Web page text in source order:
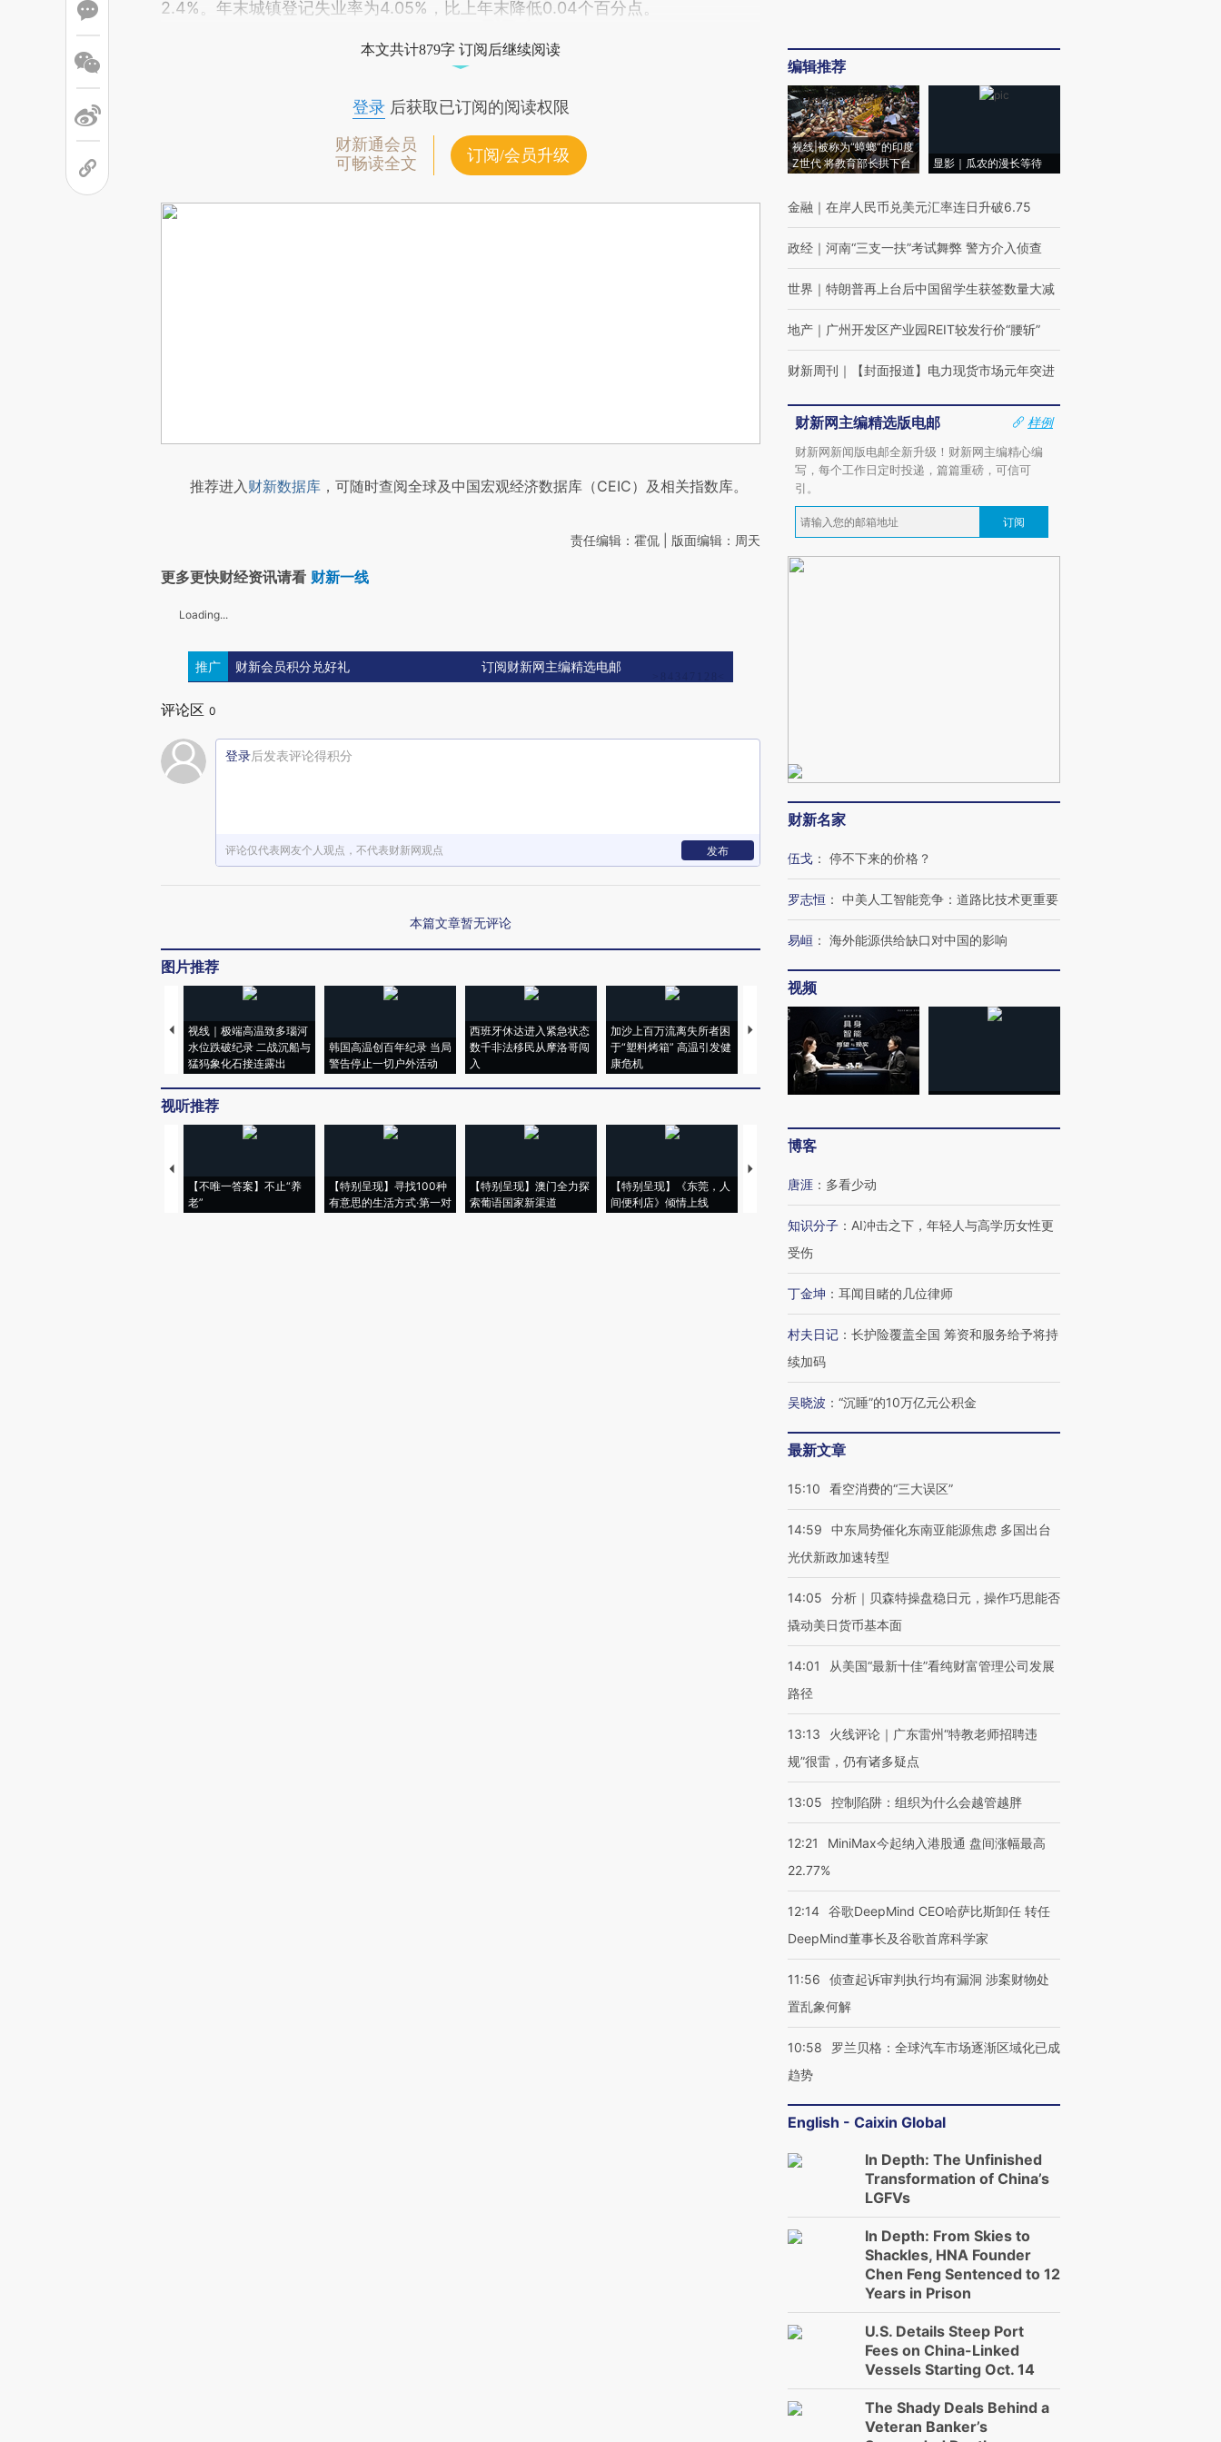
2.4%。年末城镇登记失业率为4.05%，比上年末降低0.04个百分点。
本文共计879字 订阅后继续阅读
登录后获取已订阅的阅读权限
财新通会员
可畅读全文
订阅/会员升级
推荐进入财新数据库 ，可随时查阅全球及中国宏观经济数据库（CEIC）及相关指数库。
责任编辑：霍侃 | 版面编辑：周天
更多更快财经资讯请看 财新一线
Loading...
推广 财新会员积分兑好礼 订阅财新网主编精选电邮
评论区 0
登录后发表评论得积分
评论仅代表网友个人观点，不代表财新网观点 发布
本篇文章暂无评论
图片推荐
视线｜极端高温致多瑙河
水位跌破纪录 二战沉船与
猛犸象化石接连露出
韩国高温创百年纪录 当局
警告停止一切户外活动
西班牙休达进入紧急状态
数千非法移民从摩洛哥闯
入
加沙上百万流离失所者困
于“塑料烤箱” 高温引发健
康危机
马航飞行员跨国走私7万
粒摇头丸 尿检体内含3种
术：是什么让中产们甘
心“花钱找虐”？
视听推荐
【不唯一答案】不止“养
老”
【特别呈现】寻找100种
有意思的生活方式·第一对
【特别呈现】澳门全力探
索葡语国家新渠道
【特别呈现】《东莞，人
间便利店》倾情上线
【推广】走进第四届链博
会，让数智科技“链”接产
有意思的生活方式·第三对
住三大增长引擎是什么？
编辑推荐
视线|被称为“蟑螂”的印度
Z世代 将教育部长拱下台
显影｜瓜农的漫长等待
金融 ｜ 在岸人民币兑美元汇率连日升破6.75
政经 ｜ 河南“三支一扶”考试舞弊 警方介入侦查
世界 ｜ 特朗普再上台后中国留学生获签数量大减
地产 ｜ 广州开发区产业园REIT较发行价“腰斩”
财新周刊 ｜ 【封面报道】电力现货市场元年突进
财新网主编精选版电邮
样例
财新网新闻版电邮全新升级！财新网主编精心编
写，每个工作日定时投递，篇篇重磅，可信可
引。
订阅
财新名家
伍戈 ： 停不下来的价格？
罗志恒 ： 中美人工智能竞争：道路比技术更重要
易峘 ： 海外能源供给缺口对中国的影响
视频
博客
唐涯 ： 多看少动
知识分子 ： AI冲击之下，年轻人与高学历女性更
受伤
丁金坤 ： 耳闻目睹的几位律师
村夫日记 ： 长护险覆盖全国 筹资和服务给予将持
续加码
吴晓波 ： “沉睡”的10万亿元公积金
最新文章
15:10 看空消费的“三大误区”
14:59
中东局势催化东南亚能源焦虑 多国出台
光伏新政加速转型
14:05
分析｜贝森特操盘稳日元，操作巧思能否
撬动美日货币基本面
14:01
从美国“最新十佳”看纯财富管理公司发展
路径
13:13
火线评论｜广东雷州“特教老师招聘违
规”很雷，仍有诸多疑点
13:05 控制陷阱：组织为什么会越管越胖
12:21
MiniMax今起纳入港股通 盘间涨幅最高
22.77%
12:14 谷歌DeepMind CEO哈萨比斯卸任 转任
DeepMind董事长及谷歌首席科学家
11:56
侦查起诉审判执行均有漏洞 涉案财物处
置乱象何解
10:58
罗兰贝格：全球汽车市场逐渐区域化已成
趋势
English - Caixin Global
In Depth: The Unfinished
Transformation of China’s
LGFVs
In Depth: From Skies to
Shackles, HNA Founder
Chen Feng Sentenced to 12
Years in Prison
U.S. Details Steep Port
Fees on China-Linked
Vessels Starting Oct. 14
The Shady Deals Behind a
Veteran Banker’s